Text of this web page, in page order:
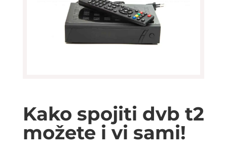
Kako spojiti dvb t2
možete i vi sami!